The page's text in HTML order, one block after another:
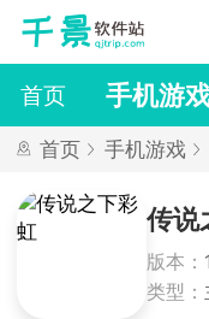
首页 手机游
首页 手机游戏
传说
版本：
类型：